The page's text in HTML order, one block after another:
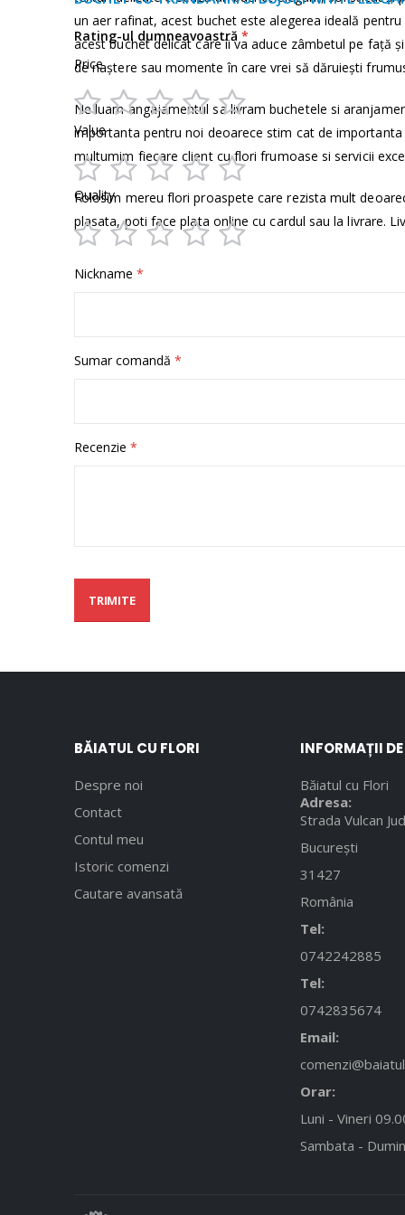
un aer rafinat, acest buchet este alegerea ideală
acest buchet delicat care îi va aduce zâmbetul pe față
de naștere sau momente în care vrei să dăruiești
Ne luam angajamentul sa livram buchetele si
importanta pentru noi deoarece stim cat de
multumim fiecare client cu flori frumoase si servicii
Folosim mereu flori proaspete care rezista mult
plasata, poti face plata online cu cardul sau la livrare.
informații
Rating-ul dumneavoastră
Price
1
star
2
stars
3
stars
4
stars
5
stars
Value
1
star
2
stars
3
stars
4
stars
5
stars
Quality
star
stars
stars
stars
stars
Nickname
Sumar comandă
Recenzie
TRIMITE
BĂIATUL CU FLORI
Despre noi
Contact
Contul meu
Istoric comenzi
Cautare avansată
INFORMAȚII
Băiatul cu Flori
Adresa:
Strada Vulcan
București
31427
România
Tel:
0742242885
Tel:
0742835674
Email:
Orar:
Luni - Vineri
Sambata -